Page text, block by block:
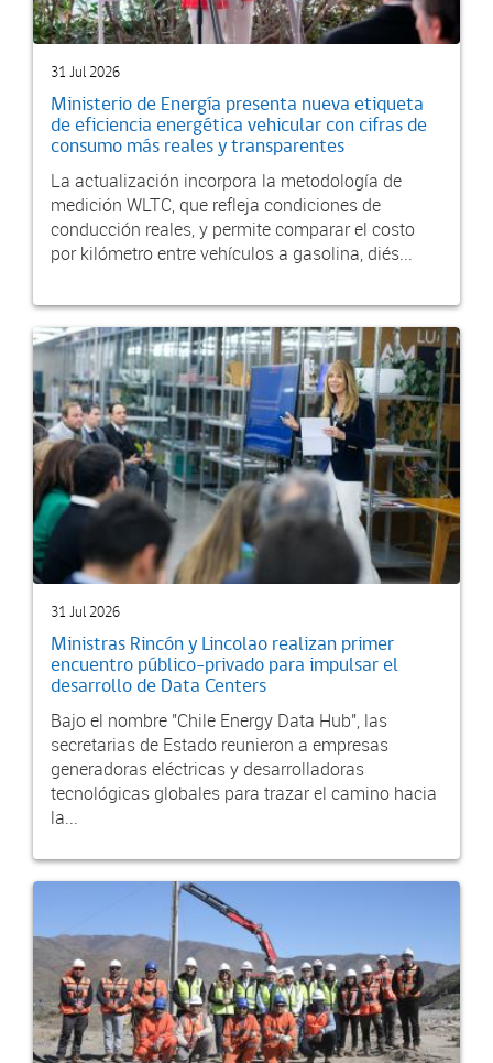
31 Jul 2026
Ministerio de Energía presenta nueva etiqueta
de eficiencia energética vehicular con cifras de
consumo más reales y transparentes
La actualización incorpora la metodología de
medición WLTC, que refleja condiciones de
conducción reales, y permite comparar el costo
por kilómetro entre vehículos a gasolina, diés...
31 Jul 2026
Ministras Rincón y Lincolao realizan primer
encuentro público-privado para impulsar el
desarrollo de Data Centers
Bajo el nombre "Chile Energy Data Hub", las
secretarias de Estado reunieron a empresas
generadoras eléctricas y desarrolladoras
tecnológicas globales para trazar el camino hacia
la...